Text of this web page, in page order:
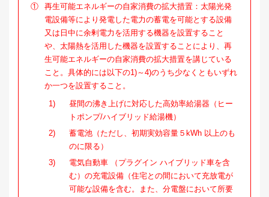
①
再生可能エネルギーの自家消費の拡大措置：太陽光発
電設備等により発電した電力の蓄電を可能とする設備
又は日中に余剰電力を活用する機器を設置すること
や、太陽熱を活用した機器を設置することにより、再
生可能エネルギーの自家消費の拡大措置を講じている
こと。具体的には以下の1)～4)のうち少なくともいずれ
か一つを設置すること。
1)
昼間の沸き上げに対応した高効率給湯器（ヒー
トポンプ/ハイブリッド給湯機）
2)
蓄電池（ただし、初期実効容量５kWh 以上のも
のに限る）
3)
電気自動車 （プラグイン ハイブリッド車を含
む）の充電設備（住宅との間において充放電が
可能な設備を含む。また、分電盤において所要